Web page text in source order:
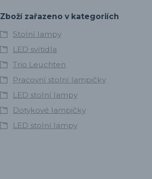
Zboží zařazeno v kategoriích
Stolní lampy
LED svítidla
Trio Leuchten
Pracovní stolní lampičky
LED stolní lampy
Dotykové lampičky
LED stolní lampy